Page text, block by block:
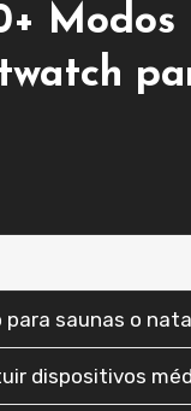
Modos
para saunas o
dispositivos